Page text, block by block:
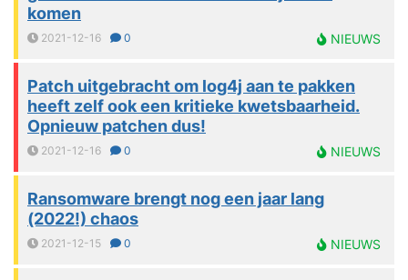
komen
2021-12-16 0 NIEUWS
Patch uitgebracht om log4j aan te pakken
heeft zelf ook een kritieke kwetsbaarheid.
Opnieuw patchen dus!
2021-12-16 0 NIEUWS
Ransomware brengt nog een jaar lang
(2022!) chaos
2021-12-15 0 NIEUWS